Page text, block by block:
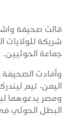
قالت صحيفة
شريكة للولايات
جماعة الحوثيين.
وأفادت الصحيفة
اليمن، تيم
ومصر يدعوهما
البطل الحوثي